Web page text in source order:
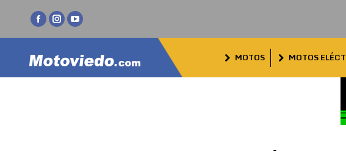
Facebook
page
opens
in
Instagram
page
opens
in
YouTube
page
opens
in
MOTOS MOTOS